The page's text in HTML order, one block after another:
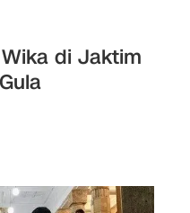
di Jaktim